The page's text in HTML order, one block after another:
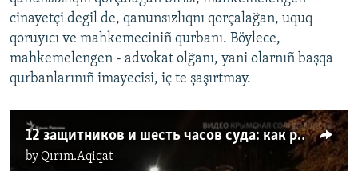
cinayetçi degil de, qanunsızlıqnı qorçalağan, uquq
qoruyıcı ve mahkemeciniñ qurbanı. Böylece,
mahkemelengen - advokat olğanı, yani olarnıñ başqa
qurbanlarınıñ imayecisi, iç te şaşırtmay.
12 защитников и шесть часов суда: как рассматривали дело Курбединова (видео)
byQırım.Aqiqat